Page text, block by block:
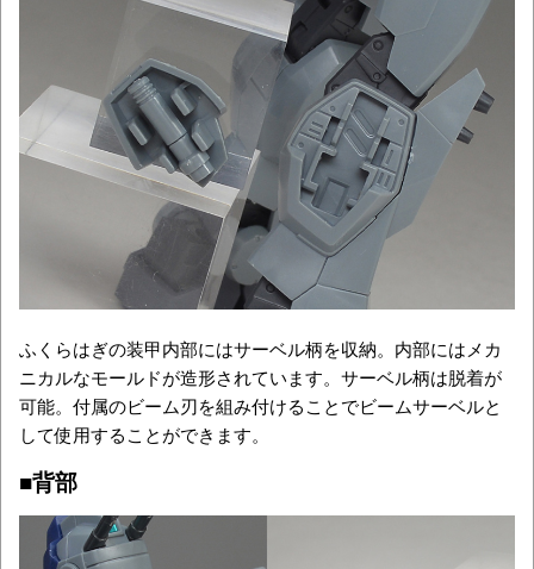
ふくらはぎの装甲内部にはサーベル柄を収納。内部にはメカ
ニカルなモールドが造形されています。サーベル柄は脱着が
可能。付属のビーム刃を組み付けることでビームサーベルと
して使用することができます。
■背部